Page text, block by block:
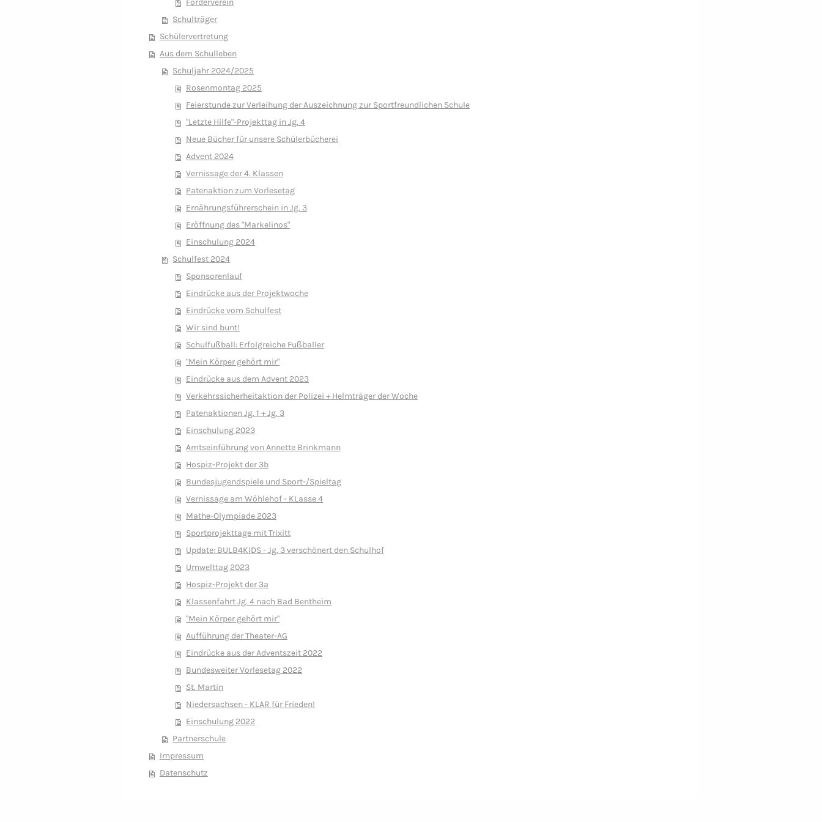
Förderverein
Schulträger
Schülervertretung
Aus dem Schulleben
Schuljahr 2024/2025
Rosenmontag 2025
Feierstunde zur Verleihung der Auszeichnung zur Sportfreundlichen Schule
"Letzte Hilfe"-Projekttag in Jg. 4
Neue Bücher für unsere Schülerbücherei
Advent 2024
Vernissage der 4. Klassen
Patenaktion zum Vorlesetag
Ernährungsführerschein in Jg. 3
Eröffnung des "Markelinos"
Einschulung 2024
Schulfest 2024
Sponsorenlauf
Eindrücke aus der Projektwoche
Eindrücke vom Schulfest
Wir sind bunt!
Schulfußball: Erfolgreiche Fußballer
"Mein Körper gehört mir"
Eindrücke aus dem Advent 2023
Verkehrssicherheitaktion der Polizei + Helmträger der Woche
Patenaktionen Jg. 1 + Jg. 3
Einschulung 2023
Amtseinführung von Annette Brinkmann
Hospiz-Projekt der 3b
Bundesjugendspiele und Sport-/Spieltag
Vernissage am Wöhlehof - KLasse 4
Mathe-Olympiade 2023
Sportprojekttage mit Trixitt
Update: BULB4KIDS - Jg. 3 verschönert den Schulhof
Umwelttag 2023
Hospiz-Projekt der 3a
Klassenfahrt Jg. 4 nach Bad Bentheim
"Mein Körper gehört mir"
Aufführung der Theater-AG
Eindrücke aus der Adventszeit 2022
Bundesweiter Vorlesetag 2022
St. Martin
Niedersachsen - KLAR für Frieden!
Einschulung 2022
Partnerschule
Impressum
Datenschutz